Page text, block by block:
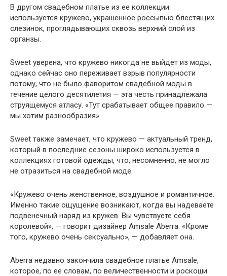
В другом свадебном платье из ее коллекции
используется кружево, украшенное россыпью блестящих
слезинок, проглядывающих сквозь верхний слой из
органзы.
Sweet уверена, что кружево никогда не выйдет из моды,
однако сейчас оно переживает взрыв популярности
потому, что не было фаворитом свадебной моды в
течение целого десятилетия — эта честь принадлежала
струящемуся атласу. «Тут срабатывает общее правило —
мы хотим разнообразия».
Sweet также замечает, что кружево — актуальный тренд,
который в последние сезоны широко используется в
коллекциях готовой одежды, что, несомненно, не могло
не отразиться на свадебной моде.
«Кружево очень женственное, воздушное и романтичное.
Именно такие ощущение возникают, когда вы надеваете
подвенечный наряд из кружев. Вы чувствуете себя
королевой», — говорит дизайнер Amsale Aberra. «Кроме
того, кружево очень сексуально», — добавляет она.
Aberra недавно закончила свадебное платье Amsale,
которое, по ее словам, по величественности и роскоши